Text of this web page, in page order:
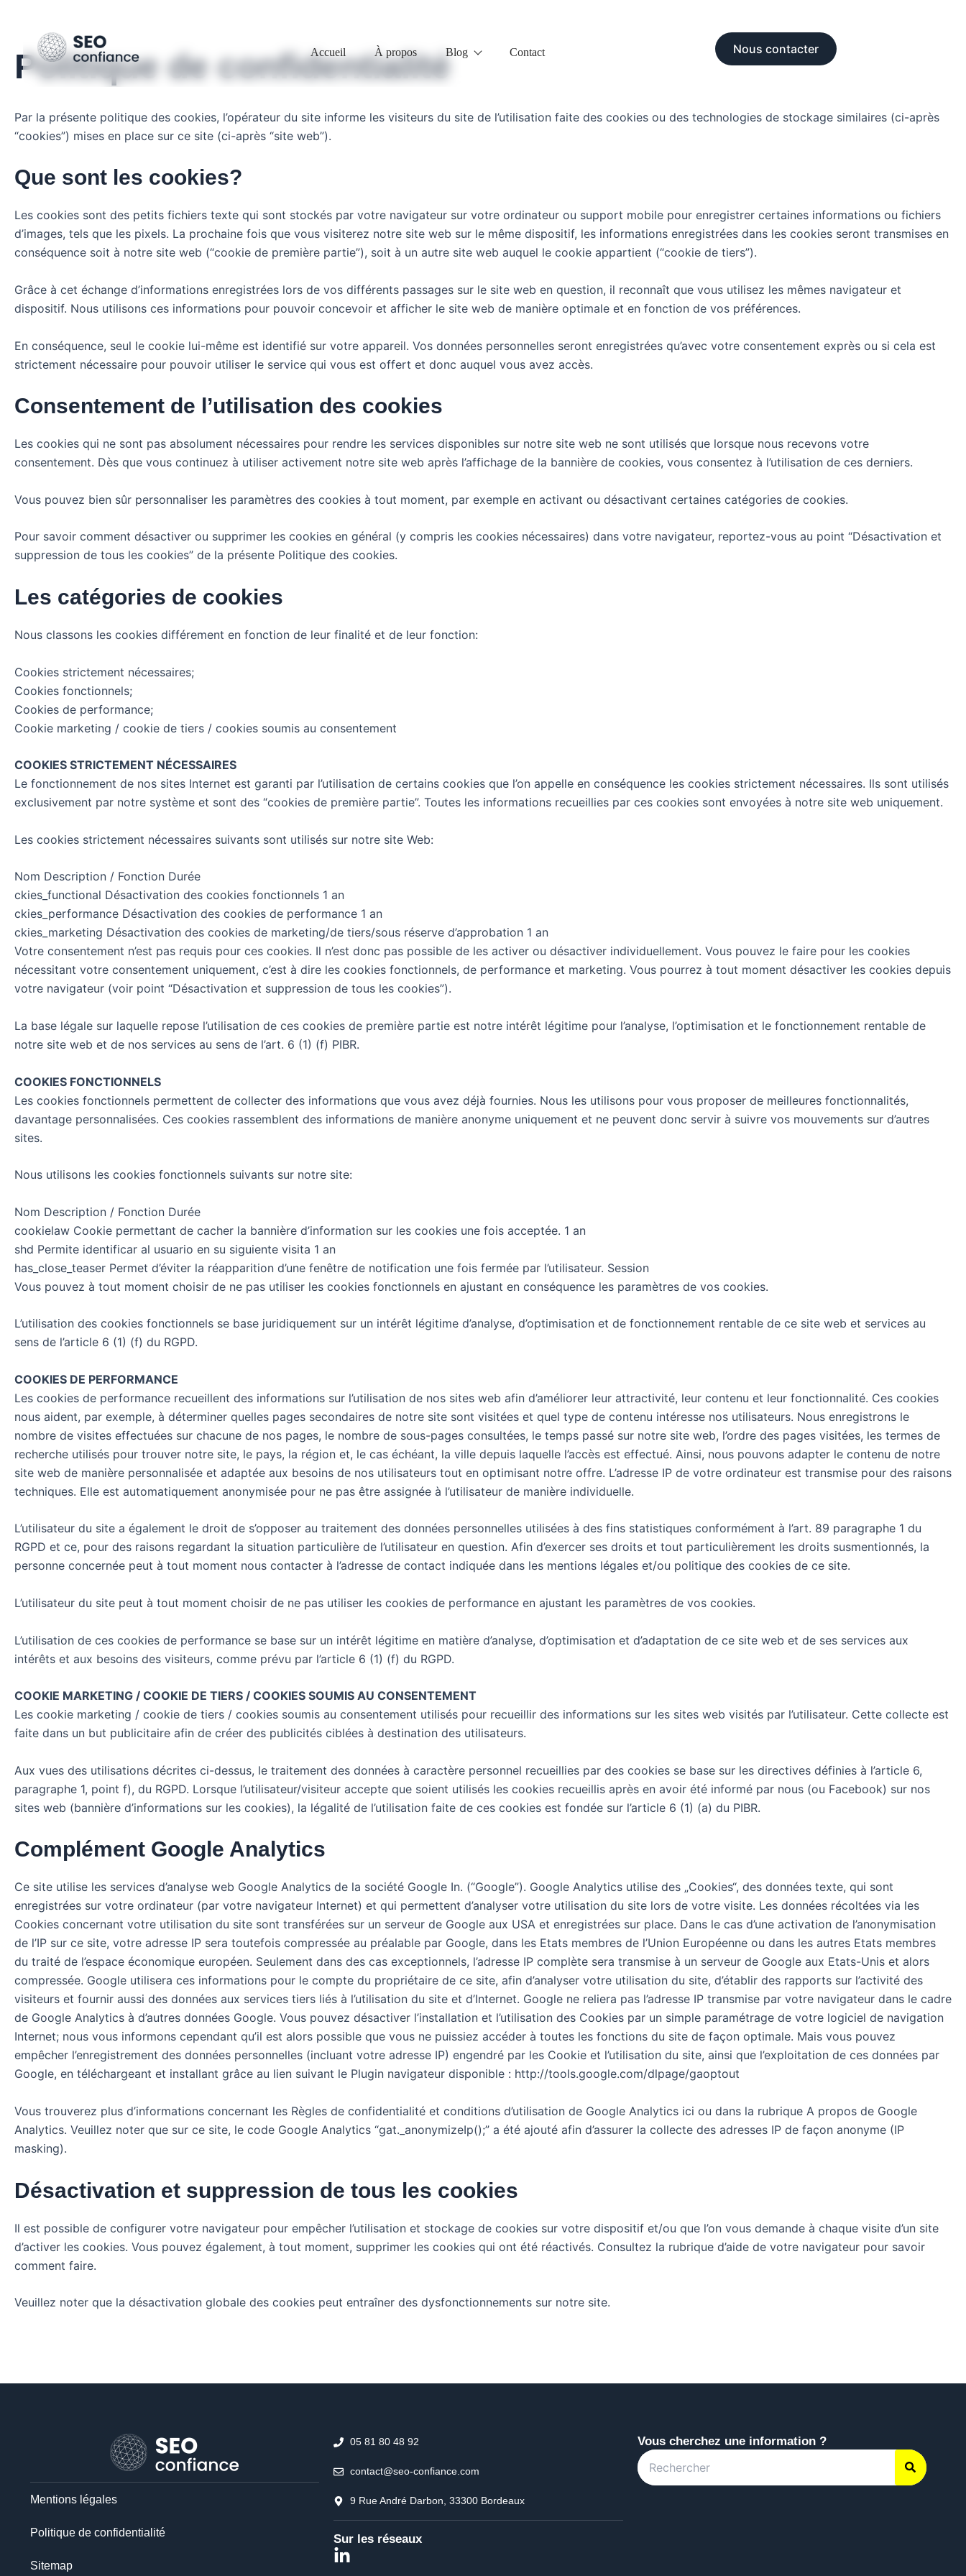
contenu
Accueil À propos Blog Contact Nous contacter
Politique de confidentialité
Par la présente politique des cookies, l’opérateur du site informe les visiteurs du site de l’utilisation faite des cookies ou des technologies de stockage similaires (ci-après
“cookies”) mises en place sur ce site (ci-après “site web”).
Que sont les cookies?
Les cookies sont des petits fichiers texte qui sont stockés par votre navigateur sur votre ordinateur ou support mobile pour enregistrer certaines informations ou fichiers
d’images, tels que les pixels. La prochaine fois que vous visiterez notre site web sur le même dispositif, les informations enregistrées dans les cookies seront transmises en
conséquence soit à notre site web (“cookie de première partie”), soit à un autre site web auquel le cookie appartient (“cookie de tiers”).
Grâce à cet échange d’informations enregistrées lors de vos différents passages sur le site web en question, il reconnaît que vous utilisez les mêmes navigateur et
dispositif. Nous utilisons ces informations pour pouvoir concevoir et afficher le site web de manière optimale et en fonction de vos préférences.
En conséquence, seul le cookie lui-même est identifié sur votre appareil. Vos données personnelles seront enregistrées qu’avec votre consentement exprès ou si cela est
strictement nécessaire pour pouvoir utiliser le service qui vous est offert et donc auquel vous avez accès.
Consentement de l’utilisation des cookies
Les cookies qui ne sont pas absolument nécessaires pour rendre les services disponibles sur notre site web ne sont utilisés que lorsque nous recevons votre
consentement. Dès que vous continuez à utiliser activement notre site web après l’affichage de la bannière de cookies, vous consentez à l’utilisation de ces derniers.
Vous pouvez bien sûr personnaliser les paramètres des cookies à tout moment, par exemple en activant ou désactivant certaines catégories de cookies.
Pour savoir comment désactiver ou supprimer les cookies en général (y compris les cookies nécessaires) dans votre navigateur, reportez-vous au point “Désactivation et
suppression de tous les cookies” de la présente Politique des cookies.
Les catégories de cookies
Nous classons les cookies différement en fonction de leur finalité et de leur fonction:
Cookies strictement nécessaires;
Cookies fonctionnels;
Cookies de performance;
Cookie marketing / cookie de tiers / cookies soumis au consentement
COOKIES STRICTEMENT NÉCESSAIRES
Le fonctionnement de nos sites Internet est garanti par l’utilisation de certains cookies que l’on appelle en conséquence les cookies strictement nécessaires. Ils sont utilisés
exclusivement par notre système et sont des “cookies de première partie”. Toutes les informations recueillies par ces cookies sont envoyées à notre site web uniquement.
Les cookies strictement nécessaires suivants sont utilisés sur notre site Web:
Nom Description / Fonction Durée
ckies_functional Désactivation des cookies fonctionnels 1 an
ckies_performance Désactivation des cookies de performance 1 an
ckies_marketing Désactivation des cookies de marketing/de tiers/sous réserve d’approbation 1 an
Votre consentement n’est pas requis pour ces cookies. Il n’est donc pas possible de les activer ou désactiver individuellement. Vous pouvez le faire pour les cookies
nécessitant votre consentement uniquement, c’est à dire les cookies fonctionnels, de performance et marketing. Vous pourrez à tout moment désactiver les cookies depuis
votre navigateur (voir point “Désactivation et suppression de tous les cookies”).
La base légale sur laquelle repose l’utilisation de ces cookies de première partie est notre intérêt légitime pour l’analyse, l’optimisation et le fonctionnement rentable de
notre site web et de nos services au sens de l’art. 6 (1) (f) PIBR.
COOKIES FONCTIONNELS
Les cookies fonctionnels permettent de collecter des informations que vous avez déjà fournies. Nous les utilisons pour vous proposer de meilleures fonctionnalités,
davantage personnalisées. Ces cookies rassemblent des informations de manière anonyme uniquement et ne peuvent donc servir à suivre vos mouvements sur d’autres
sites.
Nous utilisons les cookies fonctionnels suivants sur notre site:
Nom Description / Fonction Durée
cookielaw Cookie permettant de cacher la bannière d’information sur les cookies une fois acceptée. 1 an
shd Permite identificar al usuario en su siguiente visita 1 an
has_close_teaser Permet d’éviter la réapparition d’une fenêtre de notification une fois fermée par l’utilisateur. Session
Vous pouvez à tout moment choisir de ne pas utiliser les cookies fonctionnels en ajustant en conséquence les paramètres de vos cookies.
L’utilisation des cookies fonctionnels se base juridiquement sur un intérêt légitime d’analyse, d’optimisation et de fonctionnement rentable de ce site web et services au
sens de l’article 6 (1) (f) du RGPD.
COOKIES DE PERFORMANCE
Les cookies de performance recueillent des informations sur l’utilisation de nos sites web afin d’améliorer leur attractivité, leur contenu et leur fonctionnalité. Ces cookies
nous aident, par exemple, à déterminer quelles pages secondaires de notre site sont visitées et quel type de contenu intéresse nos utilisateurs. Nous enregistrons le
nombre de visites effectuées sur chacune de nos pages, le nombre de sous-pages consultées, le temps passé sur notre site web, l’ordre des pages visitées, les termes de
recherche utilisés pour trouver notre site, le pays, la région et, le cas échéant, la ville depuis laquelle l’accès est effectué. Ainsi, nous pouvons adapter le contenu de notre
site web de manière personnalisée et adaptée aux besoins de nos utilisateurs tout en optimisant notre offre. L’adresse IP de votre ordinateur est transmise pour des raisons
techniques. Elle est automatiquement anonymisée pour ne pas être assignée à l’utilisateur de manière individuelle.
L’utilisateur du site a également le droit de s’opposer au traitement des données personnelles utilisées à des fins statistiques conformément à l’art. 89 paragraphe 1 du
RGPD et ce, pour des raisons regardant la situation particulière de l’utilisateur en question. Afin d’exercer ses droits et tout particulièrement les droits susmentionnés, la
personne concernée peut à tout moment nous contacter à l’adresse de contact indiquée dans les mentions légales et/ou politique des cookies de ce site.
L’utilisateur du site peut à tout moment choisir de ne pas utiliser les cookies de performance en ajustant les paramètres de vos cookies.
L’utilisation de ces cookies de performance se base sur un intérêt légitime en matière d’analyse, d’optimisation et d’adaptation de ce site web et de ses services aux
intérêts et aux besoins des visiteurs, comme prévu par l’article 6 (1) (f) du RGPD.
COOKIE MARKETING / COOKIE DE TIERS / COOKIES SOUMIS AU CONSENTEMENT
Les cookie marketing / cookie de tiers / cookies soumis au consentement utilisés pour recueillir des informations sur les sites web visités par l’utilisateur. Cette collecte est
faite dans un but publicitaire afin de créer des publicités ciblées à destination des utilisateurs.
Aux vues des utilisations décrites ci-dessus, le traitement des données à caractère personnel recueillies par des cookies se base sur les directives définies à l’article 6,
paragraphe 1, point f), du RGPD. Lorsque l’utilisateur/visiteur accepte que soient utilisés les cookies recueillis après en avoir été informé par nous (ou Facebook) sur nos
sites web (bannière d’informations sur les cookies), la légalité de l’utilisation faite de ces cookies est fondée sur l’article 6 (1) (a) du PIBR.
Complément Google Analytics
Ce site utilise les services d’analyse web Google Analytics de la société Google In. (“Google”). Google Analytics utilise des „Cookies“, des données texte, qui sont
enregistrées sur votre ordinateur (par votre navigateur Internet) et qui permettent d’analyser votre utilisation du site lors de votre visite. Les données récoltées via les
Cookies concernant votre utilisation du site sont transférées sur un serveur de Google aux USA et enregistrées sur place. Dans le cas d’une activation de l’anonymisation
de l’IP sur ce site, votre adresse IP sera toutefois compressée au préalable par Google, dans les Etats membres de l’Union Européenne ou dans les autres Etats membres
du traité de l’espace économique européen. Seulement dans des cas exceptionnels, l’adresse IP complète sera transmise à un serveur de Google aux Etats-Unis et alors
compressée. Google utilisera ces informations pour le compte du propriétaire de ce site, afin d’analyser votre utilisation du site, d’établir des rapports sur l’activité des
visiteurs et fournir aussi des données aux services tiers liés à l’utilisation du site et d’Internet. Google ne reliera pas l’adresse IP transmise par votre navigateur dans le cadre
de Google Analytics à d’autres données Google. Vous pouvez désactiver l’installation et l’utilisation des Cookies par un simple paramétrage de votre logiciel de navigation
Internet; nous vous informons cependant qu’il est alors possible que vous ne puissiez accéder à toutes les fonctions du site de façon optimale. Mais vous pouvez
empêcher l’enregistrement des données personnelles (incluant votre adresse IP) engendré par les Cookie et l’utilisation du site, ainsi que l’exploitation de ces données par
Google, en téléchargeant et installant grâce au lien suivant le Plugin navigateur disponible : http://tools.google.com/dlpage/gaoptout
Vous trouverez plus d’informations concernant les Règles de confidentialité et conditions d’utilisation de Google Analytics ici ou dans la rubrique A propos de Google
Analytics. Veuillez noter que sur ce site, le code Google Analytics “gat._anonymizeIp();” a été ajouté afin d’assurer la collecte des adresses IP de façon anonyme (IP
masking).
Désactivation et suppression de tous les cookies
Il est possible de configurer votre navigateur pour empêcher l’utilisation et stockage de cookies sur votre dispositif et/ou que l’on vous demande à chaque visite d’un site
d’activer les cookies. Vous pouvez également, à tout moment, supprimer les cookies qui ont été réactivés. Consultez la rubrique d’aide de votre navigateur pour savoir
comment faire.
Veuillez noter que la désactivation globale des cookies peut entraîner des dysfonctionnements sur notre site.
Mentions légales
Politique de confidentialité
Sitemap
05 81 80 48 92
contact@seo-confiance.com
9 Rue André Darbon, 33300 Bordeaux
Sur les réseaux
Vous cherchez une information ?
Search